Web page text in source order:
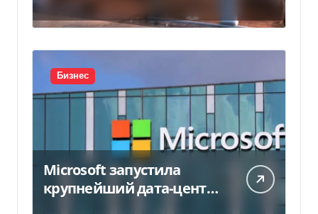
450 млн грн
Бизнес
Microsoft запустила
крупнейший дата-центр